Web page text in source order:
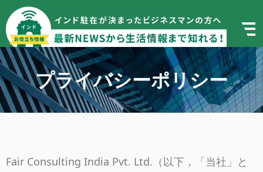
プライバシーポリシー
Fair Consulting India Pvt. Ltd.（以下，「当社」と